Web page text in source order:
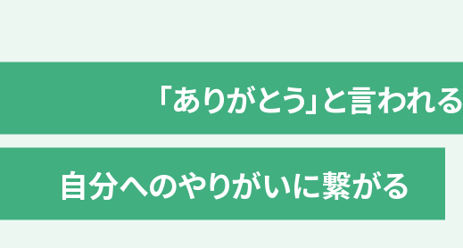
「ありがとう」と言われる
自分へのやりがいに繋がる